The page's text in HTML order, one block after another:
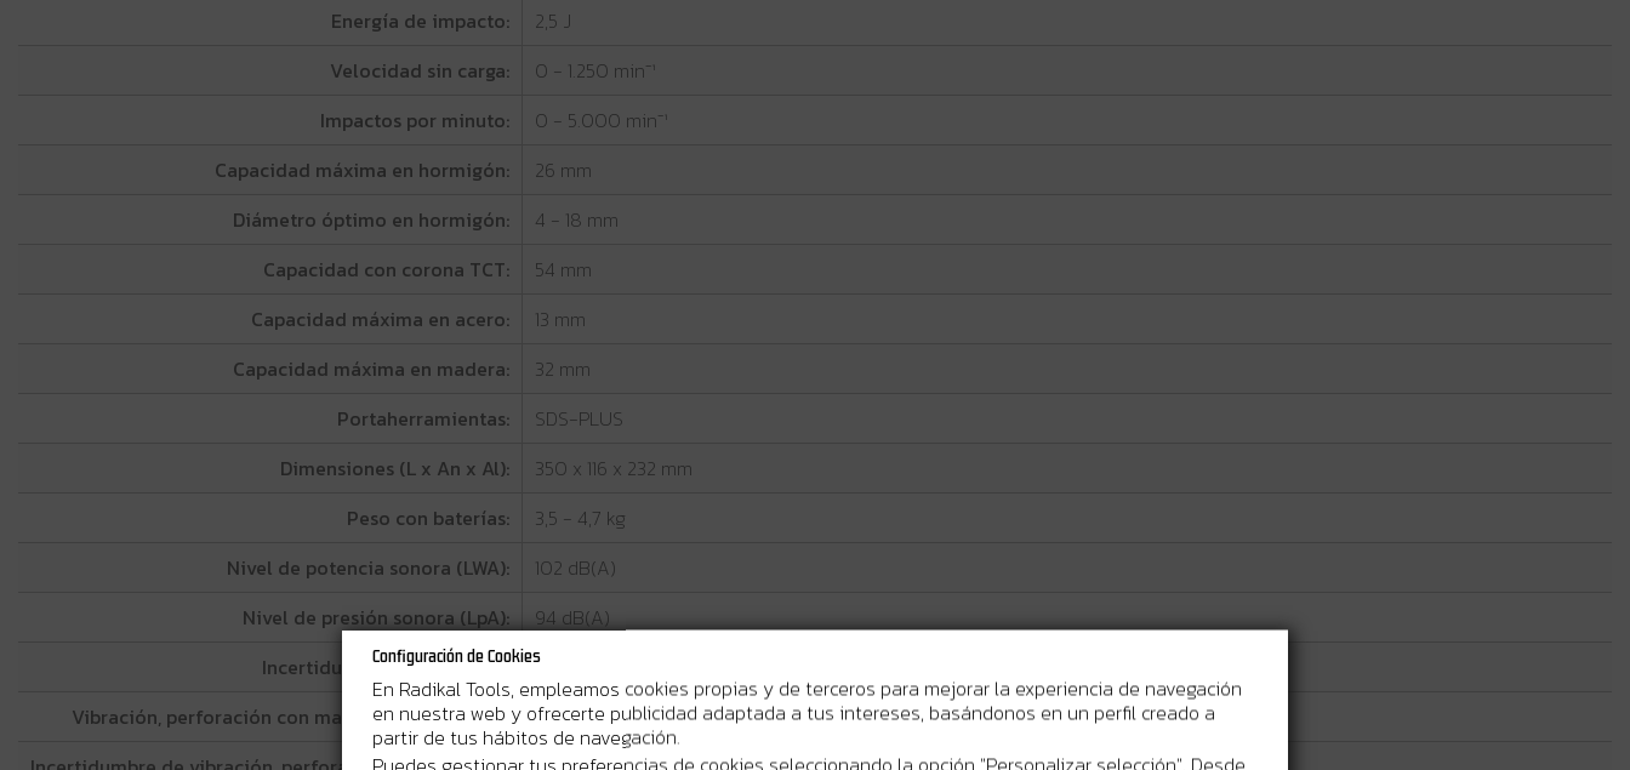
Energía de impacto:
2,5 J
Velocidad sin carga:
0 - 1.250 min⁻¹
Impactos por minuto:
0 - 5.000 min⁻¹
Capacidad máxima en hormigón:
26 mm
Diámetro óptimo en hormigón:
4 - 18 mm
Capacidad con corona TCT:
54 mm
Capacidad máxima en acero:
13 mm
Capacidad máxima en madera:
32 mm
Portaherramientas:
SDS-PLUS
Dimensiones (L x An x Al):
350 x 116 x 232 mm
Peso con baterías:
3,5 - 4,7 kg
Nivel de potencia sonora (LWA):
102 dB(A)
Nivel de presión sonora (LpA):
94 dB(A)
Incertidumbre del ruido (K):
3 dB(A)
Vibración, perforación con martillo en hormigón:
17,6 m/s²
Configuración de Cookies
En Radikal Tools, empleamos cookies propias y de terceros para mejorar la experiencia de navegación
en nuestra web y ofrecerte publicidad adaptada a tus intereses, basándonos en un perfil creado a
partir de tus hábitos de navegación.